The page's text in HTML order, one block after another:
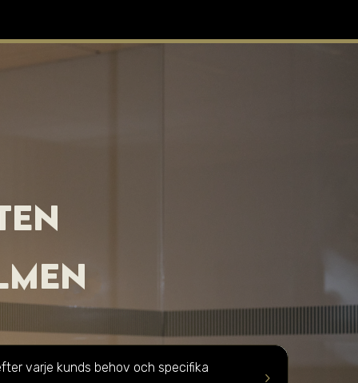
keyboard_arrow_right
varje kunds behov och specifika